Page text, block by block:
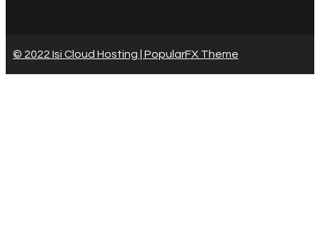
© 2022 Isi Cloud Hosting | PopularFX Theme